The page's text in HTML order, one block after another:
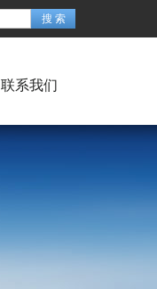
联系我们